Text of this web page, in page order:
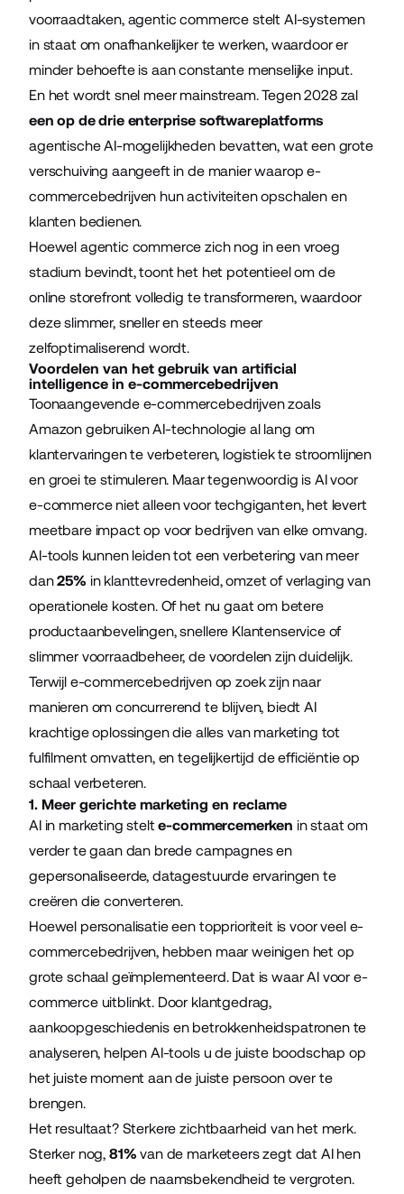
voorraadtaken, agentic commerce stelt AI-systemen
in staat om onafhankelijker te werken, waardoor er
minder behoefte is aan constante menselijke input.
En het wordt snel meer mainstream. Tegen 2028 zal
een op de drie enterprise softwareplatforms
agentische AI-mogelijkheden bevatten, wat een grote
verschuiving aangeeft in de manier waarop e-
commercebedrijven hun activiteiten opschalen en
klanten bedienen.
Hoewel agentic commerce zich nog in een vroeg
stadium bevindt, toont het het potentieel om de
online storefront volledig te transformeren, waardoor
deze slimmer, sneller en steeds meer
zelfoptimaliserend wordt.
Voordelen van het gebruik van artificial
intelligence in e-commercebedrijven
Toonaangevende e-commercebedrijven zoals
Amazon gebruiken AI-technologie al lang om
klantervaringen te verbeteren, logistiek te stroomlijnen
en groei te stimuleren. Maar tegenwoordig is AI voor
e-commerce niet alleen voor techgiganten, het levert
meetbare impact op voor bedrijven van elke omvang.
AI-tools kunnen leiden tot een verbetering van meer
dan25% in klanttevredenheid, omzet of verlaging van
operationele kosten. Of het nu gaat om betere
productaanbevelingen, snellere Klantenservice of
slimmer voorraadbeheer, de voordelen zijn duidelijk.
Terwijl e-commercebedrijven op zoek zijn naar
manieren om concurrerend te blijven, biedt AI
krachtige oplossingen die alles van marketing tot
fulfilment omvatten, en tegelijkertijd de efficiëntie op
schaal verbeteren.
1. Meer gerichte marketing en reclame
AI in marketing stelte-commercemerken in staat om
verder te gaan dan brede campagnes en
gepersonaliseerde, datagestuurde ervaringen te
creëren die converteren.
Hoewel personalisatie een topprioriteit is voor veel e-
commercebedrijven, hebben maar weinigen het op
grote schaal geïmplementeerd. Dat is waar AI voor e-
commerce uitblinkt. Door klantgedrag,
aankoopgeschiedenis en betrokkenheidspatronen te
analyseren, helpen AI-tools u de juiste boodschap op
het juiste moment aan de juiste persoon over te
brengen.
Het resultaat? Sterkere zichtbaarheid van het merk.
Sterker nog, 81% van de marketeers zegt dat AI hen
heeft geholpen de naamsbekendheid te vergroten.